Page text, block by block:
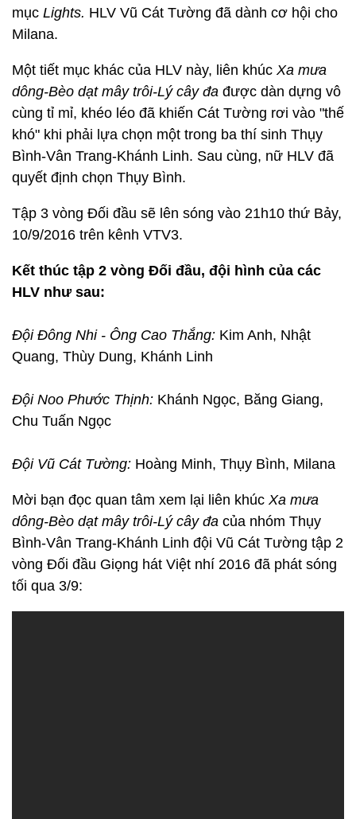
mục Lights. HLV Vũ Cát Tường đã dành cơ hội cho
Milana.
Một tiết mục khác của HLV này, liên khúc Xa mưa
dông-Bèo dạt mây trôi-Lý cây đa được dàn dựng vô
cùng tỉ mỉ, khéo léo đã khiến Cát Tường rơi vào "thế
khó" khi phải lựa chọn một trong ba thí sinh Thụy
Bình-Vân Trang-Khánh Linh. Sau cùng, nữ HLV đã
quyết định chọn Thụy Bình.
Tập 3 vòng Đối đầu sẽ lên sóng vào 21h10 thứ Bảy,
10/9/2016 trên kênh VTV3.
Kết thúc tập 2 vòng Đối đầu, đội hình của các
HLV như sau:
Đội Đông Nhi - Ông Cao Thắng: Kim Anh, Nhật
Quang, Thùy Dung, Khánh Linh
Đội Noo Phước Thịnh: Khánh Ngọc, Băng Giang,
Chu Tuấn Ngọc
Đội Vũ Cát Tường: Hoàng Minh, Thụy Bình, Milana
Mời bạn đọc quan tâm xem lại liên khúc Xa mưa
dông-Bèo dạt mây trôi-Lý cây đa của nhóm Thụy
Bình-Vân Trang-Khánh Linh đội Vũ Cát Tường tập 2
vòng Đối đầu Giọng hát Việt nhí 2016 đã phát sóng
tối qua 3/9: